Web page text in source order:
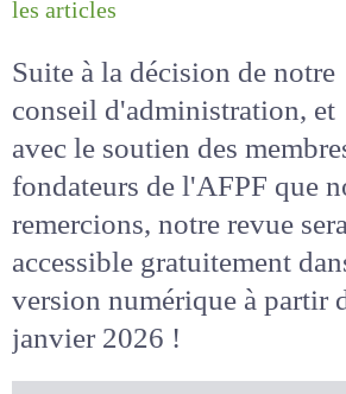
Nouveauté 2026 : accès gratuit
Suite à la décision de notre
conseil d'administration, et
avec le soutien des
fondateurs de l'AFPF que
remercions, notre revue
accessiblegratuitement
sa version numérique
de janvier 2026 !